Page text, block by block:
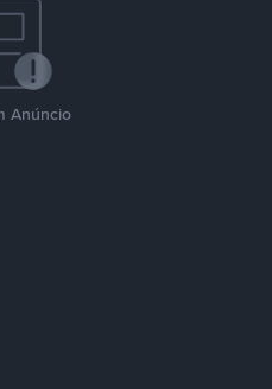
Anúncio